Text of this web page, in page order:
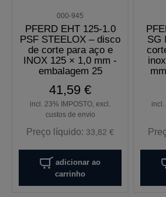
000-945
PFERD EHT 125-1.0
PSF STEELOX – disco
de corte para aço e
INOX 125 × 1,0 mm -
embalagem 25
41,59 €
incl. 23% IMPOSTO, excl.
custos de envio
Preço líquido: 33,82 €
adicionar ao
carrinho
SG
incl.